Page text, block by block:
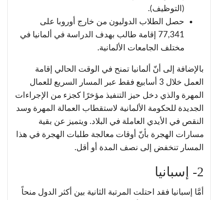
(التوظيف).
حصل الطلاب الدوليون من خارج أوروبا على
77,341 إقامة طالب بهدف الدراسة في ألمانيا في
مختلف الجامعات الألمانية.
بالإضافة إلى أنّ ألمانيا تمنح في الوقت الحالي إقامة
العمل خلال 3 أسابيع فقط عبر المسار السريع للعمال
المهرة والذي دخل حيز التنفيذ مؤخرًا كجزء من الإجراءات
الجديدة للحكومة الألمانية لاستقطاب العمالة المهرة وسد
النقص في الأيدي العاملة في البلاد. ويتميز عن بقية
مسارات الهجرة بأنّ أوقات معالجة طلبات الهجرة في هذا
المسار تنخفض إلى نصف المدة أو أقل.
2- إسبانيا
أمَّا إسبانيا فقد احتلت المرتبة الثانية بين أكثر الدول منحاً